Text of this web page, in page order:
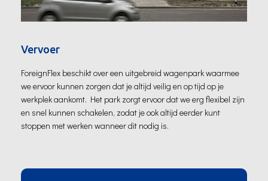
Vervoer
ForeignFlex beschikt over een uitgebreid wagenpark waarmee
we ervoor kunnen zorgen dat je altijd veilig en op tijd op je
werkplek aankomt. Het park zorgt ervoor dat we erg flexibel zijn
en snel kunnen schakelen, zodat je ook altijd eerder kunt
stoppen met werken wanneer dit nodig is.